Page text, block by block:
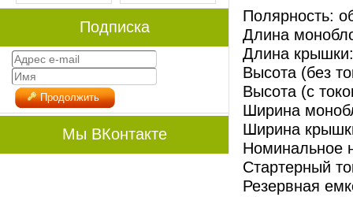
Подписка
Продолжить
Мы ВКонтакте
Полярность:
Длина
Длина
Высота (без
Высота (с
Ширина
Ширина
Номинальное
Стартерный
Резервная